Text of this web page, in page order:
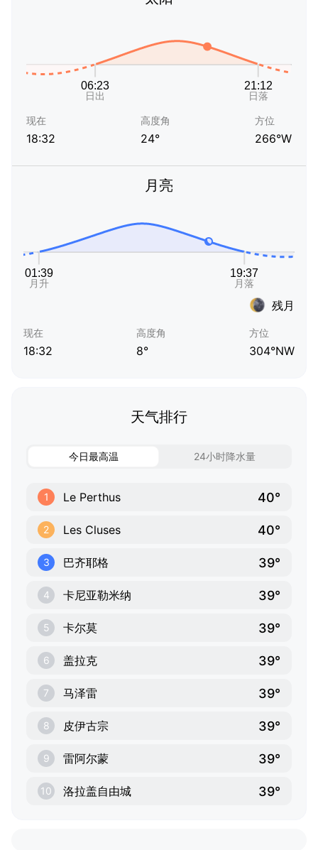
现在
18:32
高度角
24°
方位
266°W
月亮
残月
现在
18:32
高度角
8°
方位
304°NW
天气排行
今日最高温 24小时降水量
1 Le Perthus 40°
2 Les Cluses 40°
3 巴齐耶格 39°
4 卡尼亚勒米纳 39°
5 卡尔莫 39°
6 盖拉克 39°
7 马泽雷 39°
8 皮伊古宗 39°
9 雷阿尔蒙 39°
10 洛拉盖自由城 39°